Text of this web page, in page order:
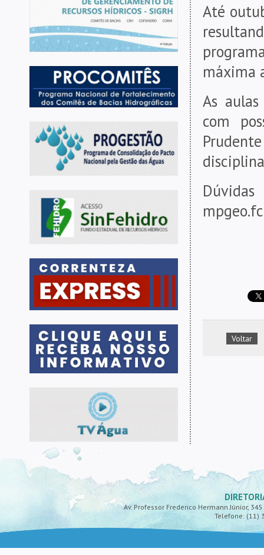
Até
máxima
As
com
Voltar
Av. Professor Frederico Hermann Júnior,
Telefone: (11)